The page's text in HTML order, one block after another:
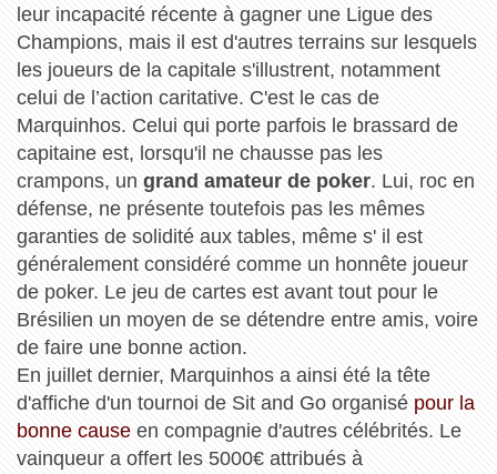
leur incapacité récente à gagner une Ligue des
Champions, mais il est d'autres terrains sur lesquels
les joueurs de la capitale s'illustrent, notamment
celui de l’action caritative. C'est le cas de
Marquinhos. Celui qui porte parfois le brassard de
capitaine est, lorsqu'il ne chausse pas les
crampons, un grand amateur de poker. Lui, roc en
défense, ne présente toutefois pas les mêmes
garanties de solidité aux tables, même s' il est
généralement considéré comme un honnête joueur
de poker. Le jeu de cartes est avant tout pour le
Brésilien un moyen de se détendre entre amis, voire
de faire une bonne action.
En juillet dernier, Marquinhos a ainsi été la tête
d'affiche d'un tournoi de Sit and Go organisé pour la
bonne causeen compagnie d'autres célébrités. Le
vainqueur a offert les 5000€ attribués à